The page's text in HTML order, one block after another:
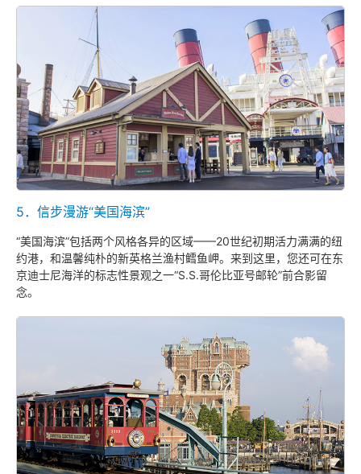
5．信步漫游“美国海滨”
“美国海滨”包括两个风格各异的区域——20世纪初期活力满满的纽
约港，和温馨纯朴的新英格兰渔村鳕鱼岬。来到这里，您还可在东
京迪士尼海洋的标志性景观之一“S.S.哥伦比亚号邮轮”前合影留
念。